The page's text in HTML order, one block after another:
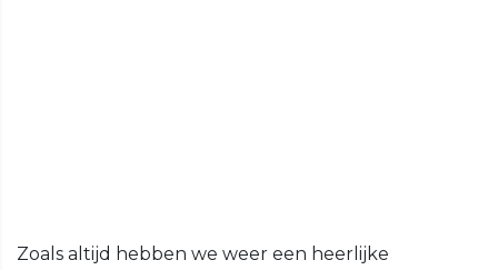
Zoals altijd hebben we weer een heerlijke